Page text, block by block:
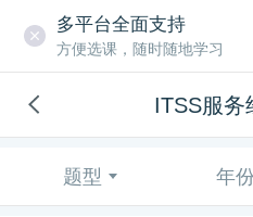
多平台全面支持
方便选课，随时随地学习
ITSS服务
题型 年份